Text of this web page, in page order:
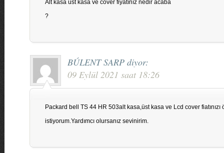
Alt kasa üst kasa ve cover fiyatınız nedir acaba
?
BÚLENT SARP diyor:
09 Eylül 2021 saat 18:26
Packard bell TS 44 HR 503alt kasa,üst kasa ve Lcd cover fiatınızı
istiyorum.Yardımcı olursanız sevinirim.